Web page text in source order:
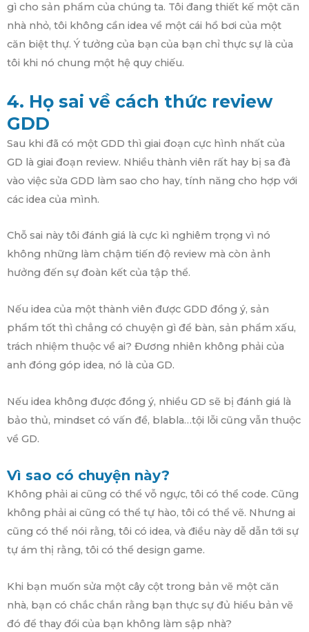
gì cho sản phẩm của chúng ta. Tôi đang thiết kế một căn
nhà nhỏ, tôi không cần idea về một cái hồ bơi của một
căn biệt thự. Ý tưởng của bạn của bạn chỉ thực sự là của
tôi khi nó chung một hệ quy chiếu.
4. Họ sai về cách thức review
GDD
Sau khi đã có một GDD thì giai đoạn cực hình nhất của
GD là giai đoạn review. Nhiều thành viên rất hay bị sa đà
vào việc sửa GDD làm sao cho hay, tính năng cho hợp với
các idea của mình.
Chỗ sai này tôi đánh giá là cực kì nghiêm trọng vì nó
không những làm chậm tiến độ review mà còn ảnh
hưởng đến sự đoàn kết của tập thể.
Nếu idea của một thành viên được GDD đồng ý, sản
phẩm tốt thì chẳng có chuyện gì để bàn, sản phẩm xấu,
trách nhiệm thuộc về ai? Đương nhiên không phải của
anh đóng góp idea, nó là của GD.
Nếu idea không được đồng ý, nhiều GD sẽ bị đánh giá là
bảo thủ, mindset có vấn đề, blabla…tội lỗi cũng vẫn thuộc
về GD.
Vì sao có chuyện này?
Không phải ai cũng có thể vỗ ngực, tôi có thể code. Cũng
không phải ai cũng có thể tự hào, tôi có thể vẽ. Nhưng ai
cũng có thể nói rằng, tôi có idea, và điều này dễ dẫn tới sự
tự ám thị rằng, tôi có thể design game.
Khi bạn muốn sửa một cây cột trong bản vẽ một căn
nhà, bạn có chắc chắn rằng bạn thực sự đủ hiểu bản vẽ
đó để thay đổi của bạn không làm sập nhà?